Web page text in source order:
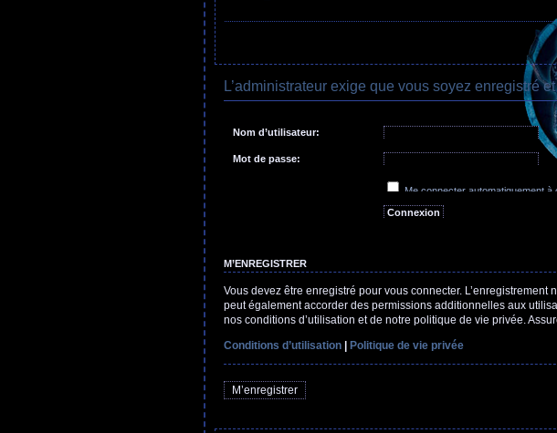
L’administrateur exige que vous soyez enregistré
Nom d’utilisateur:
Mot de passe:
Me connecter automatiquement à
Cacher mon statut en ligne pour
M’ENREGISTRER
Vous devez être enregistré pour vous connecter.
peut également accorder des permissions additionnelles aux
nos conditions d’utilisation et de notre politique de vie privée.
Conditions d’utilisation| Politique de vie privée
M’enregistrer